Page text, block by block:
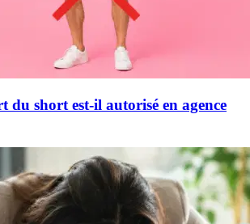
du short est-il autorisé en agence